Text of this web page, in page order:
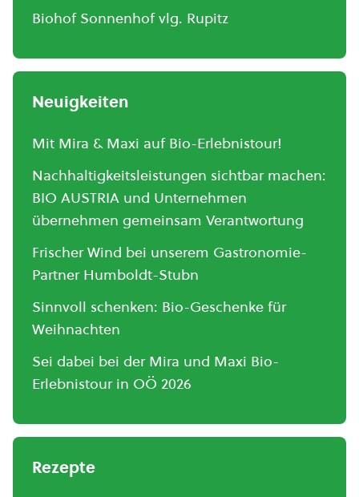
Biohof Sonnenhof vlg. Rupitz
Neuigkeiten
Mit Mira & Maxi auf Bio-Erlebnistour!
Nachhaltigkeitsleistungen sichtbar machen:
BIO AUSTRIA und Unternehmen
übernehmen gemeinsam Verantwortung
Frischer Wind bei unserem Gastronomie-
Partner Humboldt-Stubn
Sinnvoll schenken: Bio-Geschenke für
Weihnachten
Sei dabei bei der Mira und Maxi Bio-
Erlebnistour in OÖ 2026
Rezepte